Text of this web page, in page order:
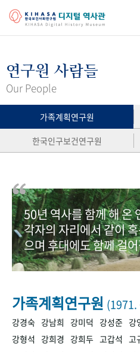
걸어온 길 기관 변천사
연구 역사
정책과 연구 키워드로 보는 연구
간행물 변천사
기록물 아카이브
사진 아카이브 문서 기록물
50+1주년 기념
VR 역사관
연구원 사람들
Our People
가족계획연구원
한국인구보건연구원
50년 역사를 함께 해 온
각자의 자리에서 같이
으며 후대에도 함께 걸
가족계획연구원 (1971.
강경숙 강남희 강미덕 강성준 강
강형석
강희경 강희두 고갑석 고